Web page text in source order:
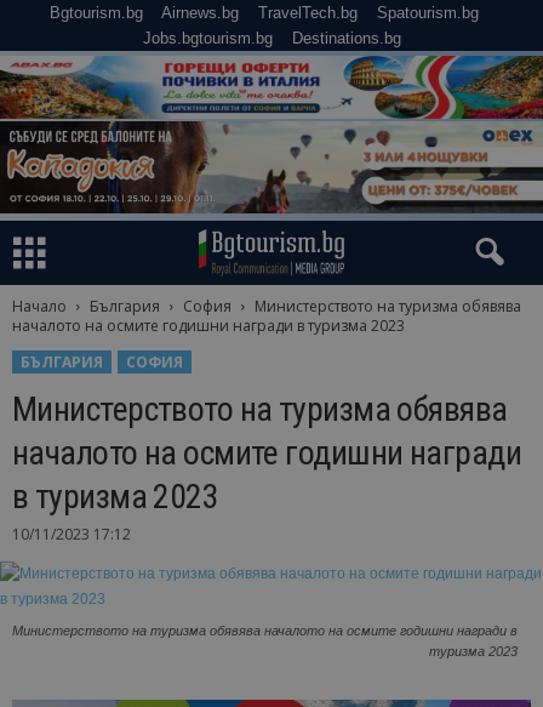
Bgtourism.bg Airnews.bg TravelTech.bg
Spatourism.bg
Jobs.bgtourism.bg
Destinations.bg
Начало България София
Министерството на туризма обявява
началото на осмите годишни награди в туризма 2023
БЪЛГАРИЯ
СОФИЯ
Министерството на туризма обявява
началото на осмите годишни награди
в туризма 2023
10/11/2023 17:12
Министерството на туризма обявява началото на осмите годишни награди в
туризма 2023